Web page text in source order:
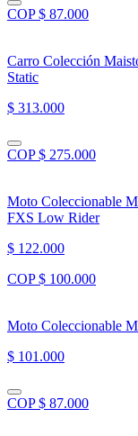
COP $ 87.000
Carro Colección
Static
$ 313.000
COP $ 275.000
Moto Coleccionable
FXS Low Rider
$ 122.000
COP $ 100.000
Moto Coleccionable
$ 101.000
COP $ 87.000